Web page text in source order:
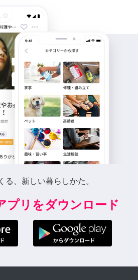
る、新しい暮らしかた。
プリをダウンロード